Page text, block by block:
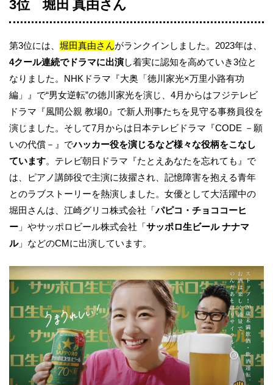
3位 堀田 真由さん
第3位には、 堀田真由さんがランクインしました。2023年は、
4クール連続でドラマに出演し着実に認知を高めていき3位と
なりました。NHKドラマ『大奥「徳川家光×万里小路有功
編」』で“男女逆転”の徳川家光を演じ、4月からはフジテレビ
ドラマ『風間公親 教場0』で新人刑事たちを見守る事務員役を
演じました。そして7月からは日本テレビドラマ『CODE －願
いの代償－』でハッカー役を演じるなど様々な役柄をこなし
ています。テレビ朝日ドラマ『たとえあなたを忘れても』で
は、ピアノ講師役で主演に抜擢され、記憶障害を抱える青年
とのラブストーリーを熱演しました。女優として大活躍中の
堀田さんは、江崎グリコ株式会社「パピコ・チョココーヒ
ー 」やサッポロビール株式会社「サッポロ生ビール ナナマ
ル」などのCMに出演しています。